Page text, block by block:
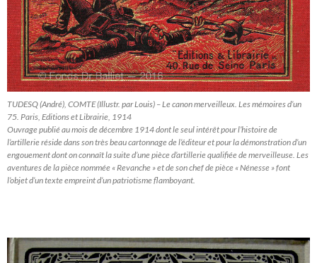
TUDESQ (André), COMTE (Illustr. par Louis) – Le canon merveilleux. Les mémoires d’un
75. Paris, Editions et Librairie, 1914
Ouvrage publié au mois de décembre 1914 dont le seul intérêt pour l’histoire de
l’artillerie réside dans son très beau cartonnage de l’éditeur et pour la démonstration d’un
engouement dont on connaît la suite d’une pièce d’artillerie qualifiée de merveilleuse. Les
aventures de la pièce nommée « Revanche » et de son chef de pièce « Nénesse » font
l’objet d’un texte empreint d’un patriotisme flamboyant.